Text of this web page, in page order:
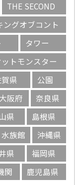
THE SECOND
ングオブコント
タワー
トモンスター
県
公園
大阪府
奈良県
県
島根県
水族館
沖縄県
県
福岡県
関 鹿児島県